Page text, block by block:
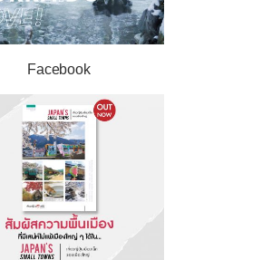
Facebook